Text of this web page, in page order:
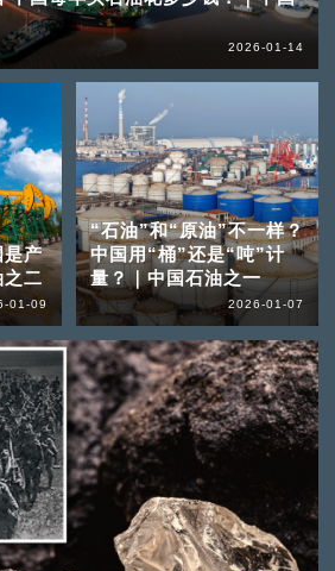
2026-01-14
是产
二
01-09
“石油”和“原油”不一样？
中国用“桶”还是“吨”计
量？｜中国石油之一
2026-01-07